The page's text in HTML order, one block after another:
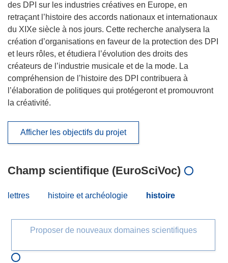
des DPI sur les industries créatives en Europe, en
retraçant l’histoire des accords nationaux et internationaux
du XIXe siècle à nos jours. Cette recherche analysera la
création d’organisations en faveur de la protection des DPI
et leurs rôles, et étudiera l’évolution des droits des
créateurs de l’industrie musicale et de la mode. La
compréhension de l’histoire des DPI contribuera à
l’élaboration de politiques qui protégeront et promouvront
la créativité.
Afficher les objectifs du projet
Champ scientifique (EuroSciVoc)
lettres histoire et archéologie histoire
Proposer de nouveaux domaines scientifiques